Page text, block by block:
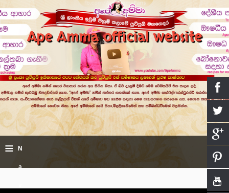
Ape Amma official website
≡ N
a